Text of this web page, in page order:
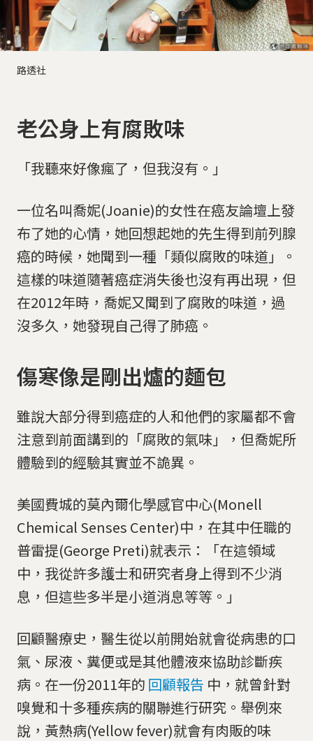
路透社
老公身上有腐敗味
「我聽來好像瘋了，但我沒有。」
一位名叫喬妮(Joanie)的女性在癌友論壇上發
布了她的心情，她回想起她的先生得到前列腺
癌的時候，她聞到一種「類似腐敗的味道」。
這樣的味道隨著癌症消失後也沒有再出現，但
在2012年時，喬妮又聞到了腐敗的味道，過
沒多久，她發現自己得了肺癌。
傷寒像是剛出爐的麵包
雖說大部分得到癌症的人和他們的家屬都不會
注意到前面講到的「腐敗的氣味」，但喬妮所
體驗到的經驗其實並不詭異。
美國費城的莫內爾化學感官中心(Monell
Chemical Senses Center)中，在其中任職的
普雷提(George Preti)就表示：「在這領域
中，我從許多護士和研究者身上得到不少消
息，但這些多半是小道消息等等。」
回顧醫療史，醫生從以前開始就會從病患的口
氣、尿液、糞便或是其他體液來協助診斷疾
病。在一份2011年的 回顧報告 中，就曾針對
嗅覺和十多種疾病的關聯進行研究。舉例來
說，黃熱病(Yellow fever)就會有肉販的味